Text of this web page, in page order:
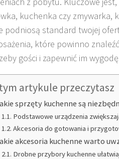
kuchenka czy zmywarka,
podniosą standard twojej
które powinno
gości i zapewnić im
artykule przeczytasz
sprzęty kuchenne są
Podstawowe urządzenia
Akcesoria do gotowania i
akcesoria kuchenne warto
Drobne przybory kuchenne